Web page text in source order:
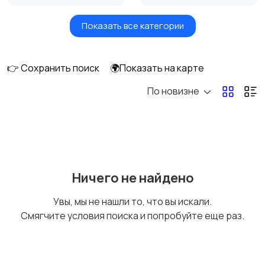
Игрушки и игры Детские коляски
Купание
Показать все категории
👉 Сохранить поиск
🌍Показать на карте
По новизне
Ничего не найдено
Увы, мы не нашли то, что вы искали.
Смягчите условия поиска и попробуйте еще раз.